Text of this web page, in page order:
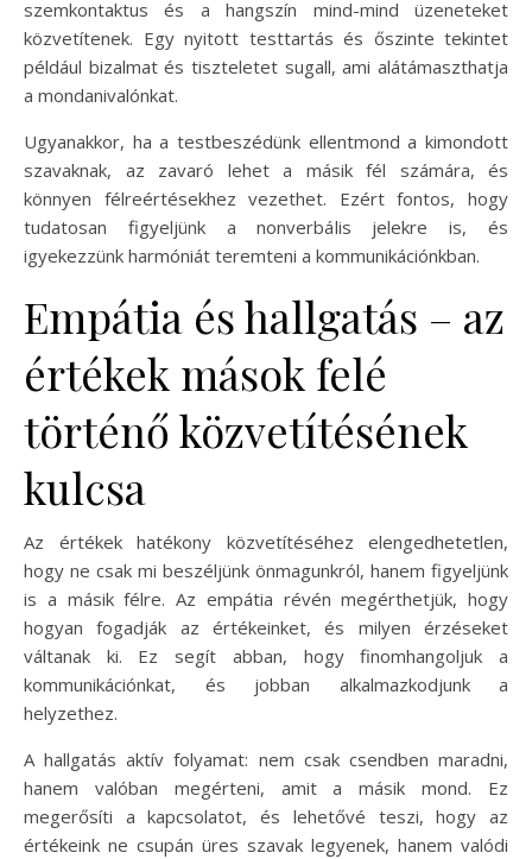
szemkontaktus és a hangszín mind-mind üzeneteket
közvetítenek. Egy nyitott testtartás és őszinte tekintet
például bizalmat és tiszteletet sugall, ami alátámaszthatja
a mondanivalónkat.
Ugyanakkor, ha a testbeszédünk ellentmond a kimondott
szavaknak, az zavaró lehet a másik fél számára, és
könnyen félreértésekhez vezethet. Ezért fontos, hogy
tudatosan figyeljünk a nonverbális jelekre is, és
igyekezzünk harmóniát teremteni a kommunikációnkban.
Empátia és hallgatás – az
értékek mások felé
történő közvetítésének
kulcsa
Az értékek hatékony közvetítéséhez elengedhetetlen,
hogy ne csak mi beszéljünk önmagunkról, hanem figyeljünk
is a másik félre. Az empátia révén megérthetjük, hogy
hogyan fogadják az értékeinket, és milyen érzéseket
váltanak ki. Ez segít abban, hogy finomhangoljuk a
kommunikációnkat, és jobban alkalmazkodjunk a
helyzethez.
A hallgatás aktív folyamat: nem csak csendben maradni,
hanem valóban megérteni, amit a másik mond. Ez
megerősíti a kapcsolatot, és lehetővé teszi, hogy az
értékeink ne csupán üres szavak legyenek, hanem valódi